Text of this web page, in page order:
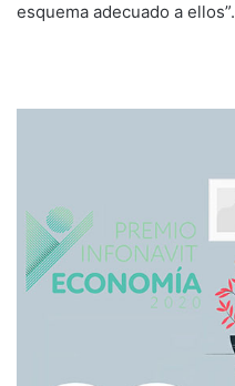
esquema adecuado a ellos”.